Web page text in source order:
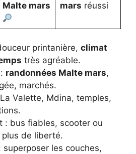
Malte mars
mars réussi
printanière,climat
très agréable.
randonnées Malte mars,
marchés.
Valette, Mdina, temples,
: bus fiables, scooter ou
de liberté.
superposer les couches,